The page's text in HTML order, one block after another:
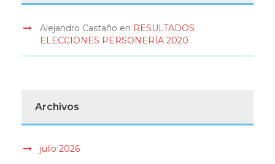
Alejandro Castaño en RESULTADOS
ELECCIONES PERSONERÍA 2020
Archivos
julio 2026